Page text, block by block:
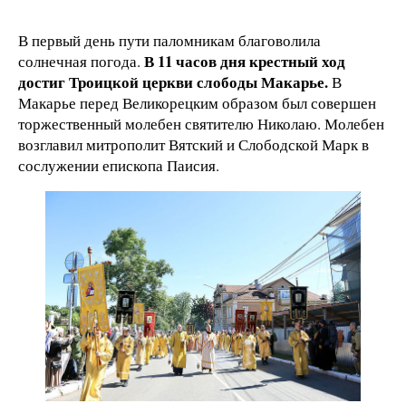
В первый день пути паломникам благоволила
солнечная погода. В 11 часов дня крестный ход
достиг Троицкой церкви слободы Макарье.В
Макарье перед Великорецким образом был совершен
торжественный молебен святителю Николаю. Молебен
возглавил митрополит Вятский и Слободской Марк в
сослужении епископа Паисия.